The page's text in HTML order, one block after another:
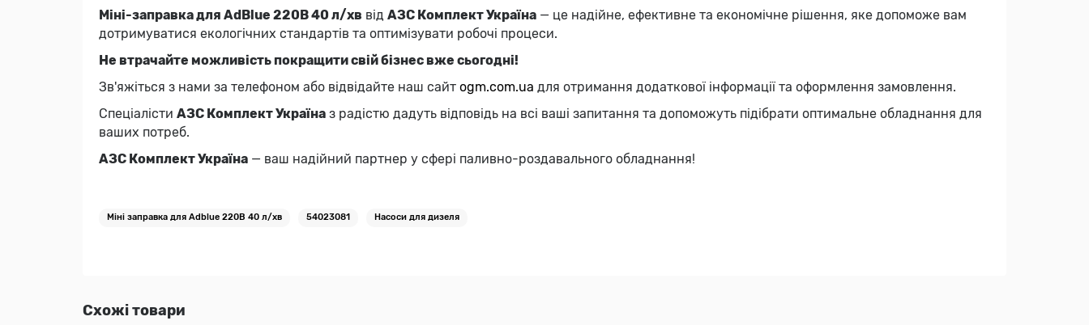
Міні-заправка для AdBlue 220В 40 л/хв від АЗС Комплект Україна — це надійне, ефективне та економічне рішення, яке допоможе вам
дотримуватися екологічних стандартів та оптимізувати робочі процеси.
Не втрачайте можливість покращити свій бізнес вже сьогодні!
Зв'яжіться з нами за телефоном або відвідайте наш сайт ogm.com.ua для отримання додаткової інформації та оформлення замовлення.
Спеціалісти АЗС Комплект Україна з радістю дадуть відповідь на всі ваші запитання та допоможуть підібрати оптимальне обладнання для
ваших потреб.
АЗС Комплект Україна — ваш надійний партнер у сфері паливно-роздавального обладнання!
Міні заправка для Adblue 220В 40 л/хв 54023081 Насоси для дизеля
Схожі товари